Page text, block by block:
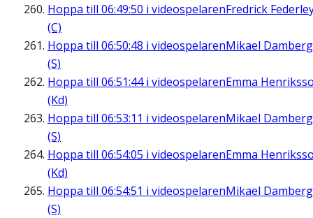
Hoppa till 06:49:50 i videospelarenFredrick
(C)
Hoppa till 06:50:48 i videospelarenMikael Damberg
(S)
Hoppa till 06:51:44i videospelarenEmma
(Kd)
Hoppa till 06:53:11 i videospelarenMikael Damberg
(S)
Hoppa till 06:54:05 i videospelarenEmma
(Kd)
Hoppa till 06:54:51 i videospelarenMikael Damberg
(S)